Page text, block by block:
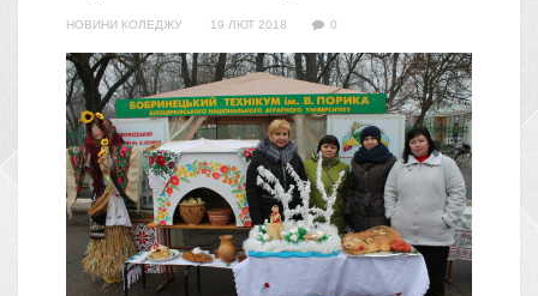
НОВИНИ КОЛЕДЖУ 19 ЛЮТ 2018 0